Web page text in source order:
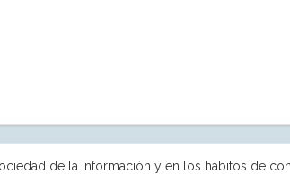
de la información y en los hábitos de